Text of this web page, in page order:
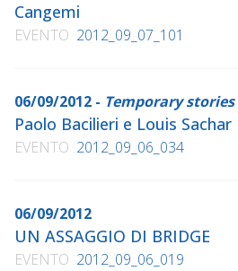
Cangemi
EVENTO 2012_09_07_101
06/09/2012 - Temporary stories
Paolo Bacilieri e Louis Sachar
EVENTO 2012_09_06_034
06/09/2012
UN ASSAGGIO DI BRIDGE
EVENTO 2012_09_06_019